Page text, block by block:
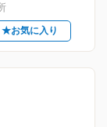
★お気に入り